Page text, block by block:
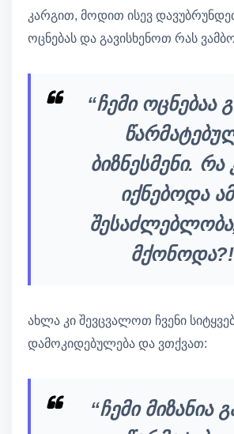
კარგით, მოდით ისევ
ოცნებას და გავისხენოთ რას
“ჩემი ოცნებაა
ბიზნესმენი. რა
იქნებოდა
ახლა კი შევცვალოთ ჩვენი
დამოკიდებულება და ვთქვათ:
“ჩემი მიზანია